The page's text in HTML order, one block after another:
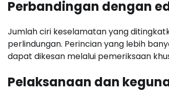
Perbandingan dengan
Jumlah ciri keselamatan yang
perlindungan. Perincian yang lebih
dapat dikesan melalui pemeriksaan
Pelaksanaan dan